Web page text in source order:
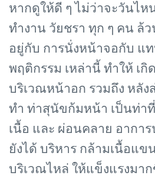
หากดูให้ดี ๆ ไม่ว่าจะวันไห
ทำงาน วัยชรา ทุก ๆ คน ล้
อยู่กับ การนั่งหน้าจอกับ แ
พฤติกรรม เหล่านี้ ทำให้ เกิ
บริเวณหน้าอก รวมถึง หลั
ทำ ท่าสุนัขก้มหน้า เป็นท่า
เนื้อ และ ผ่อนคลาย อากา
ยังได้ บริหาร กล้ามเนื้อแข
บริเวณไหล่ ให้แข็งแรงมา